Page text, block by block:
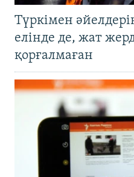
Түркімен
елінде де, жат
қорғалмаған